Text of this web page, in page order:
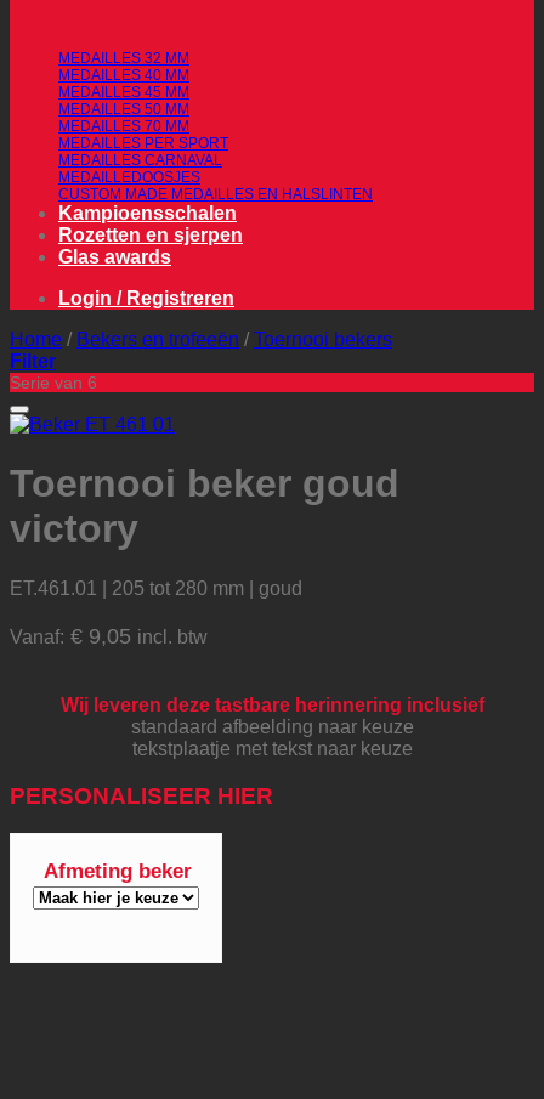
MEDAILLES 32 MM
MEDAILLES 40 MM
MEDAILLES 45 MM
MEDAILLES 50 MM
MEDAILLES 70 MM
MEDAILLES PER SPORT
MEDAILLES CARNAVAL
MEDAILLEDOOSJES
CUSTOM MADE MEDAILLES EN HALSLINTEN
Kampioensschalen
Rozetten en sjerpen
Glas awards
Login / Registreren
Home / Bekers en trofeeën / Toernooi bekers
Filter
Serie van 6
Toernooi beker goud
victory
ET.461.01 | 205 tot 280 mm | goud
Vanaf: € 9,05 incl. btw
Wij leveren deze tastbare herinnering inclusief
standaard afbeelding naar keuze
tekstplaatje met tekst naar keuze
PERSONALISEER HIER
Afmeting beker